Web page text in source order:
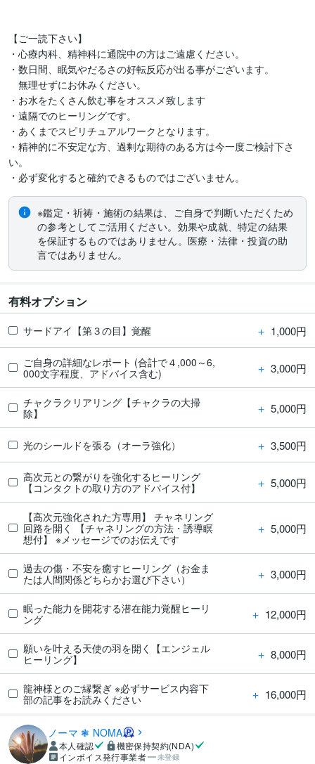
【ご一読下さい】
・心療内科、精神科に通院中の方はご遠慮ください。
・数日間、眠気やだるさの好転反応が出る事がございます。
無理せずにお休みください。
・お水をたくさん飲む事をオススメ致します
・遠隔でのヒーリングです。
・あくまでスピリチュアルワークとなります。
・精神的に不安定な方、過剰な期待のある方は今一度ご検討下さ
い。
※鑑定・祈祷・施術の結果は、ご自身で判断いただくため
の参考としてご活用ください。効果や成就、特定の結果
を保証するものではありません。医療・法律・投資の助
言ではありません。
有料オプション
サードアイ【第３の目】覚醒 ＋ 1,000円
ご自身の詳細なレポート (合計で４,000～6,
000文字程度、アドバイス含む)
＋ 3,000円
チャクラクリアリング【チャクラの大掃
除】
＋ 5,000円
光のシールドを張る（オーラ強化） ＋ 3,500円
高次元との繋がりを強化するヒーリング
【コンタクトの取り方のアドバイス付】
＋ 5,000円
【高次元強化された方専用】 チャネリング
回路を開く 【チャネリングの方法・誘導瞑
想付】 ※メッセージでのお伝えです
＋ 5,000円
過去の傷・不安を癒すヒーリング（お金ま
たは人間関係どちらかお選び下さい）
＋ 3,000円
眠った能力を開花する潜在能力覚醒ヒーリ
ング
＋ 12,000円
願いを叶える天使の羽を開く【エンジェル
ヒーリング】
＋ 8,000円
龍神様とのご縁繋ぎ ※必ずサービス内容下
部の記事をお読みください
＋ 16,000円
ノーマ ❃ NOMA
本人確認
機密保持契約(NDA)
インボイス発行事業者
未登録